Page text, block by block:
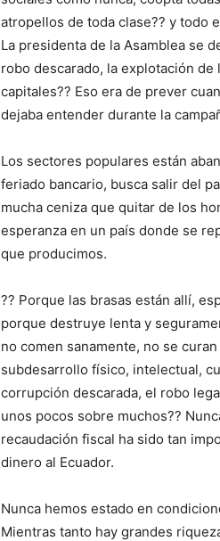
atropellos de toda clase?? y todo
La presidenta de la Asamblea se
robo descarado, la explotación
capitales?? Eso era de prever
dejaba entender durante la
Los sectores populares están
feriado bancario, busca salir del
mucha ceniza que quitar de los
esperanza en un país donde se
que producimos.
?? Porque las brasas están allí,
porque destruye lenta y
no comen sanamente, no se
subdesarrollo físico, intelectual,
corrupción descarada, el robo
unos pocos sobre muchos??
recaudación fiscal ha sido tan
dinero al Ecuador.
Nunca hemos estado en
Mientras tanto hay grandes